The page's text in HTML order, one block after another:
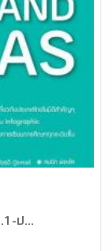
.1-ป...